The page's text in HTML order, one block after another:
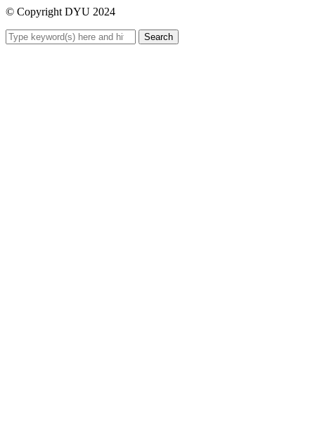
© Copyright DYU 2024